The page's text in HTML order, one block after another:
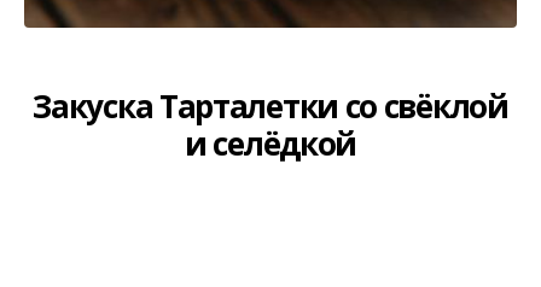
Закуска Тарталетки со свёклой
и селёдкой